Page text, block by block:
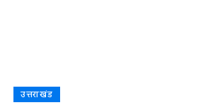
उत्तराखंड